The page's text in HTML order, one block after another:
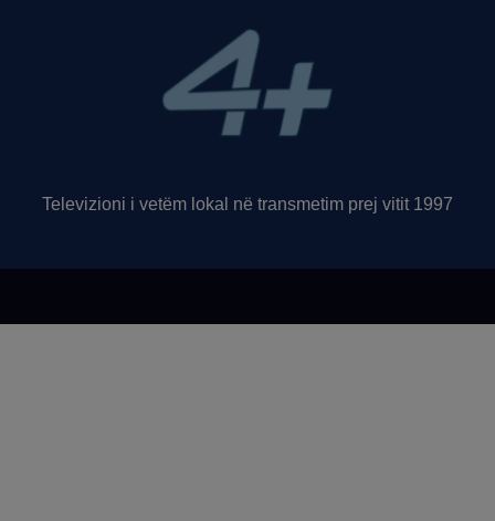
Televizioni i vetëm lokal në transmetim prej vitit 1997